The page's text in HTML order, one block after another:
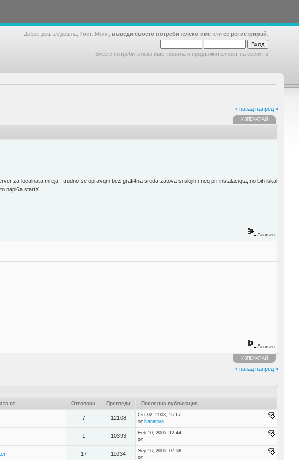
Добре дошъл/дошла, Гост . Моля, въведи своето потребителско име или се регистрирай
Влез с потребителско име, парола и продължителност на сесията
« назад напред »
ИЗПЕЧАТАЙ
za localnata mreja.. trudno se opravqm bez grafi4na sreda zatova si slojih i neq pri instalaciqta, no bih iskal
napi6a startX..
Активен
Активен
ИЗПЕЧАТАЙ
« назад напред »
от Отговора Прегледи Последна публикация
7 12108
Oct 02, 2003, 15:17
от ivanatora
1 10393
Feb 10, 2005, 12:44
от
17 11034
Sep 16, 2005, 07:58
от